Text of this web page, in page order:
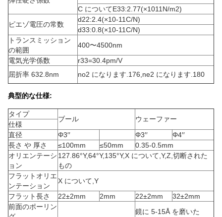
C についてE33:2.77(×1011 N/m2)
ピエゾ電圧の常数
d22:2.4(×10-11C/N)
d33:0.8(×10-11C/N)
トランスミッション
の範囲
400〜4500nm
電気光学係数
r33=30.4pm/V
屈折率 632.8nm
no2 になります.176 ne2 になります.180
典型的な仕様:
タイプ
ブール ウェーファー
仕様
直径
Φ3′′ Φ3′′
Φ4′′
長さ や 厚さ
≤100mm ≤50mm
0.35-0.5mm
オリエンテーシ
ョン
127.86°Y,64°Y,135°Y,X について Y,Z 切断された
もの
フラットオリエ
ンテーション
X について Y
フラット長さ
22±2mm 2mm 22±2mm
32±2mm
前面のポーリン
鏡に 5-15Å を磨いた